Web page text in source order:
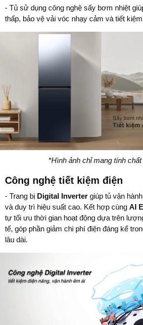
- Tủ sử dụng công nghệ sấy bơm nhiệt
thấp, bảo vệ vải vóc nhạy cảm và tiết
*Hình ảnh chỉ mang tính
Công nghệ tiết kiệm điện
- Trang bị Digital Inverter giúp tủ vận
và duy trì hiệu suất cao. Kết hợp cùng AI
tự tối ưu thời gian hoạt động dựa trên
tế, góp phần giảm chi phí điện đáng kể
lâu dài.